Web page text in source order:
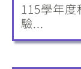
115學年
驗...